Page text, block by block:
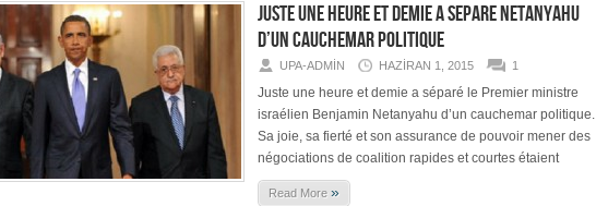
JUSTE UNE HEURE ET DEMIE A SEPARE NETANYAHU
D’UN CAUCHEMAR POLITIQUE
UPA-ADMIN HAZIRAN 1, 2015 1
Juste une heure et demie a séparé le Premier ministre
israélien Benjamin Netanyahu d’un cauchemar politique.
Sa joie, sa fierté et son assurance de pouvoir mener des
négociations de coalition rapides et courtes étaient
Read More »